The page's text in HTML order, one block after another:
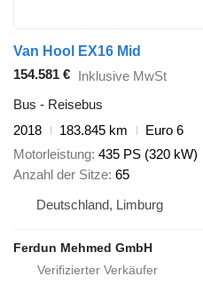
Van Hool EX16 Mid
154.581 € Inklusive MwSt
Bus - Reisebus
2018
183.845 km
Euro 6
Motorleistung 435 PS (320 kW)
Anzahl der Sitze 65
Deutschland, Limburg
Ferdun Mehmed GmbH